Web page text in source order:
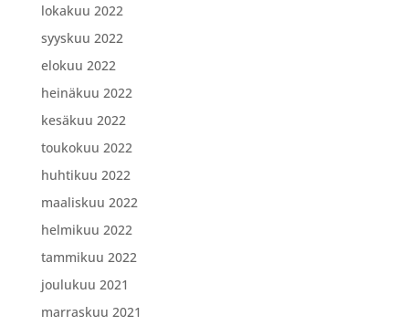
lokakuu 2022
syyskuu 2022
elokuu 2022
heinäkuu 2022
kesäkuu 2022
toukokuu 2022
huhtikuu 2022
maaliskuu 2022
helmikuu 2022
tammikuu 2022
joulukuu 2021
marraskuu 2021